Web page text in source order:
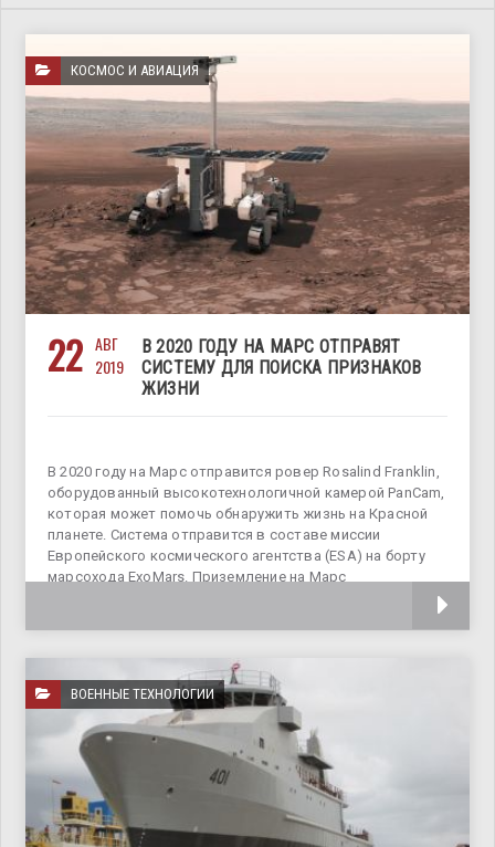
КОСМОС И АВИАЦИЯ
22 АВГ
2019
В 2020 ГОДУ НА МАРС ОТПРАВЯТ
СИСТЕМУ ДЛЯ ПОИСКА ПРИЗНАКОВ
ЖИЗНИ
В 2020 году на Марс отправится ровер Rosalind Franklin,
оборудованный высокотехнологичной камерой PanCam,
которая может помочь обнаружить жизнь на Красной
планете. Система отправится в составе миссии
Европейского космического агентства (ESA) на борту
марсохода ExoMars. Приземление на Марс
ВОЕННЫЕ ТЕХНОЛОГИИ